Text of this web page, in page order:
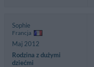
Sophie
Francja
Maj 2012
Rodzina z dużymi
dziećmi